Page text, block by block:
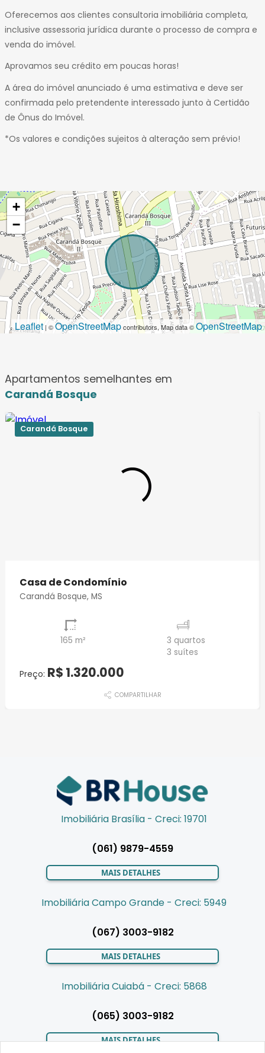
Oferecemos aos clientes consultoria imobiliária completa,
inclusive assessoria jurídica durante o processo de compra e
venda do imóvel.
Aprovamos seu crédito em poucas horas!
A área do imóvel anunciado é uma estimativa e deve ser
confirmada pelo pretendente interessado junto à Certidão
de Ônus do Imóvel.
*Os valores e condições sujeitos à alteração sem prévio!
+
−
Leaflet | ©OpenStreetMapcontributors, Map data ©OpenStreetMap
Apartamentos semelhantes em
Carandá Bosque
Carandá Bosque
Casa de Condomínio
Carandá Bosque, MS
165 m²
3 quartos
3 suítes
Preço: R$ 1.320.000
COMPARTILHAR
Imobiliária Brasília - Creci: 19701
(061) 9879-4559
MAIS DETALHES
Imobiliária Campo Grande - Creci: 5949
(067) 3003-9182
MAIS DETALHES
Imobiliária Cuiabá - Creci: 5868
(065) 3003-9182
MAIS DETALHES